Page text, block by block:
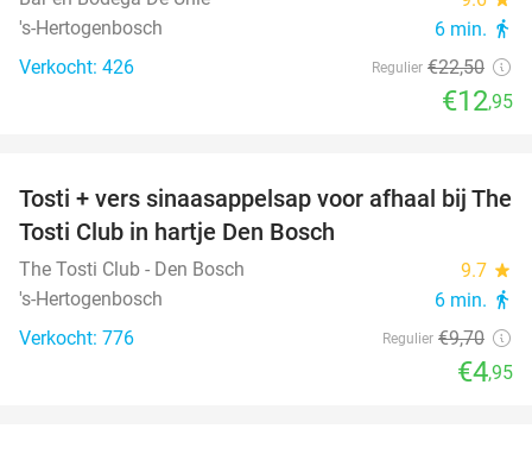
's-Hertogenbosch 6 min. directions_walk
Verkocht: 426 Regulier €22,50
€12,95
49%
Tosti + vers sinaasappelsap voor afhaal bij The
Tosti Club in hartje Den Bosch
The Tosti Club - Den Bosch 9.7 star
's-Hertogenbosch 6 min. directions_walk
Verkocht: 776 Regulier €9,70
€4,95